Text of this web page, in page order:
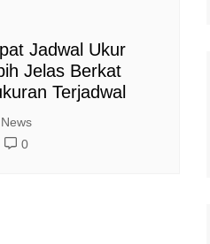
Jadwal Ukur
Jelas Berkat
Terjadwal
0